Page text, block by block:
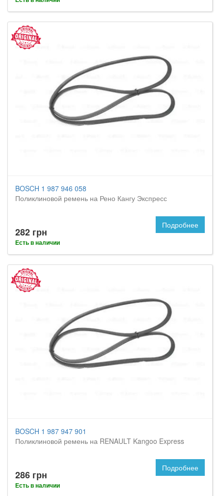
BOSCH 1 987 946 058
Поликлиновой ремень на Рено Кангу Экспресс
282 грн
Есть в наличии
Подробнее
BOSCH 1 987 947 901
Поликлиновой ремень на RENAULT Kangoo Express
286 грн
Есть в наличии
Подробнее